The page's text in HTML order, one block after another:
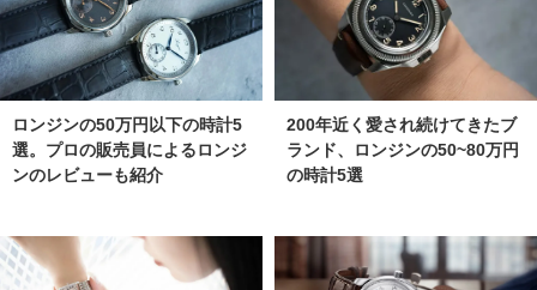
ロンジンの50万円以下の時計5
選。プロの販売員によるロンジ
ンのレビューも紹介
200年近く愛され続けてきたブ
ランド、ロンジンの50~80万円
の時計5選